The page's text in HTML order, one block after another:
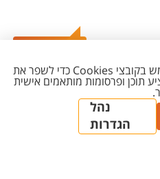
מדיניות עריכת
תוכן